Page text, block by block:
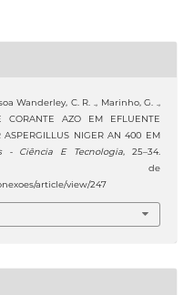
Wanderley, C. R. ., Marinho, G. .,
AZO EM EFLUENTE
ASPERGILLUS NIGER AN 400 EM
- Ciência E Tecnologia, 25–34.
de
article/view/247